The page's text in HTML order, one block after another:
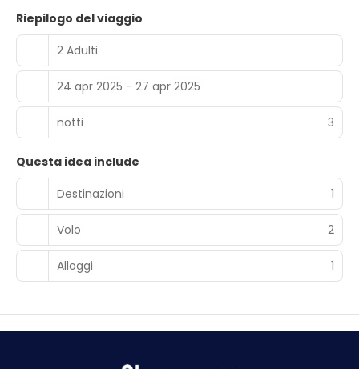
Riepilogo del viaggio
2 Adulti
24 apr 2025 - 27 apr 2025
notti 3
Questa idea include
Destinazioni
1
Volo 2
Alloggi 1